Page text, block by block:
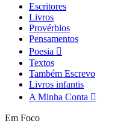
Escritores
Livros
Provérbios
Pensamentos
Poesia
Textos
Também Escrevo
Livros infantis
A Minha Conta
Em Foco